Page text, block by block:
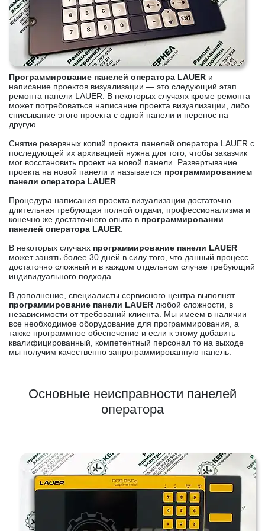
Программирование панелей оператора LAUER и
написание проектов визуализации — это следующий этап
ремонта панели LAUER. В некоторых случаях кроме ремонта
может потребоваться написание проекта визуализации, либо
списывание этого проекта с одной панели и перенос на
другую.
Снятие резервных копий проекта панелей оператора LAUER с
последующей их архивацией нужна для того, чтобы заказчик
мог восстановить проект на новой панели. Развертывание
проекта на новой панели и называется программированием
панели оператора LAUER
Процедура написания проекта визуализации достаточно
длительная требующая полной отдачи, профессионализма и
конечно же достаточного опыта в программировании
панелей оператора LAUER
В некоторых случаях программирование панели LAUER
может занять более 30 дней в силу того, что данный процесс
достаточно сложный и в каждом отдельном случае требующий
индивидуального подхода.
В дополнение, специалисты сервисного центра выполнят
программирование панели LAUER любой сложности, в
независимости от требований клиента. Мы имеем в наличии
все необходимое оборудование для программирования, а
также программное обеспечение и если к этому добавить
квалифицированный, компетентный персонал то на выходе
мы получим качественно запрограммированную панель.
Основные неисправности панелей
оператора